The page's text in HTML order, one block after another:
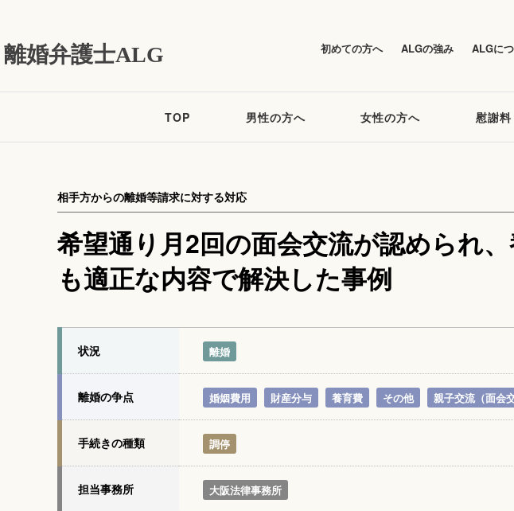
離婚弁護士ALG 初めての方へ ALGの強み ALGに
TOP 男性の方へ 女性の方へ 慰謝料
希望通り月2回の面会交流が認められ
も適正な内容で解決した事例
相手方からの離婚等請求に対する対応
状況 離婚
離婚の争点 婚姻費用 財産分与 養育費 その他 親子交流（面会
手続きの種類 調停
担当事務所 大阪法律事務所